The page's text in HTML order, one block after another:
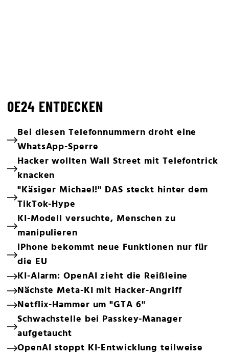
OE24 ENTDECKEN
Bei diesen Telefonnummern droht eine
WhatsApp-Sperre
Hacker wollten Wall Street mit Telefontrick
knacken
"Käsiger Michael!" DAS steckt hinter dem
TikTok-Hype
KI-Modell versuchte, Menschen zu
manipulieren
iPhone bekommt neue Funktionen nur für
die EU
KI-Alarm: OpenAI zieht die Reißleine
Nächste Meta-KI mit Hacker-Angriff
Netflix-Hammer um "GTA 6"
Schwachstelle bei Passkey-Manager
aufgetaucht
OpenAI stoppt KI-Entwicklung teilweise